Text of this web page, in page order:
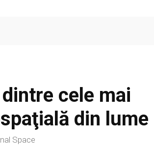
cele mai
din lume
Space